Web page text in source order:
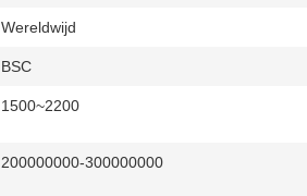
Wereldwijd
BSC
1500~2200
200000000-300000000